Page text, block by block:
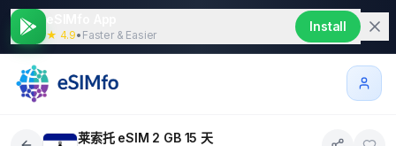
★ 4.9• Faster & Easier
Install
莱索托 eSIM 2 GB 15 天